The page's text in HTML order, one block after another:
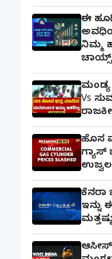
ಈ
ನಿಮ್ಮ
Vs
ಹೊಸ
ಗ್ಯಾಸ್‌
ಕೆನರಾ
ಇನ್ನು